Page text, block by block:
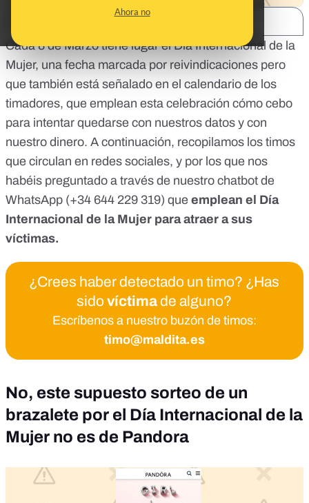
Ahora no
Cada 8 de Marzo tiene lugar el Día Internacional de la
Mujer, una fecha marcada por reivindicaciones pero
que también está señalado en el calendario de los
timadores, que emplean esta celebración cómo cebo
para intentar quedarse con nuestros datos y con
nuestro dinero. A continuación, recopilamos los timos
que circulan en redes sociales, y por los que nos
habéis preguntado a través de nuestro chatbot de
WhatsApp (+34 644 229 319) que emplean el Día
Internacional de la Mujer para atraer a sus
víctimas.
¿Crees haber detectado un timo? ¿Has
sidovíctimade alguno?
Escríbenos a nuestro buzón de timos:
timo@maldita.es
No, este supuesto sorteo de un
brazalete por el Día Internacional de la
Mujer no es de Pandora